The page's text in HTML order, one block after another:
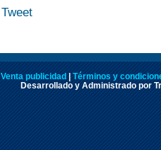
Tweet
Venta publicidad
Términos y
Desarrollado y Administrado por